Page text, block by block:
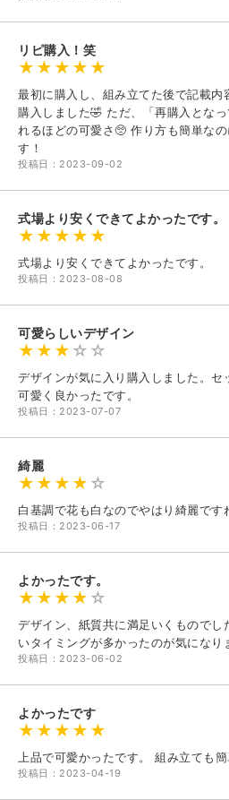
リピ購入！笑
最初に購入し、組み立てた後で記載
購入しました🤣 ただ、「再購入とな
れるほどの可愛さ🥺 作り方も簡単な
す！
投稿日：2023-09-02
式場より安くできてよかったです。
式場より安くできてよかったです。
投稿日：2023-08-08
可愛らしいデザイン
デザインが気に入り購入しました。セ
可愛く良かったです。
投稿日：2023-07-07
綺麗
白基調で花も白なのでやはり綺麗です
投稿日：2023-06-17
よかったです。
デザイン、紙質共に満足いくもので
いタイミングが多かったのが気になり
投稿日：2023-06-02
よかったです
上品で可愛かったです。 組み立ても簡
投稿日：2023-04-19